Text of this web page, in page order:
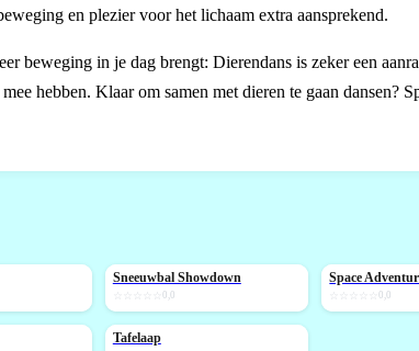
en plezier voor het lichaam extra aansprekend.
beweging in je dag brengt: Dierendans is zeker een
hebben. Klaar om samen met dieren te gaan dansen?
NIEUW
Sneeuwbal Showdown
0,0
NIEUW
Space
☆☆☆☆☆0,0
NIEUW
Tafelaap